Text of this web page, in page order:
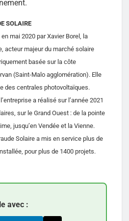
SOLAIRE
mai 2020 par Xavier Borel, la
acteur majeur du marché solaire
basée sur la côte
(Saint-Malo agglomération). Elle
des centrales photovoltaïques.
a réalisé sur l’année 2021
sur le Grand Ouest : de la pointe
jusqu’en Vendée et la Vienne.
Solaire a mis en service plus de
pour plus de 1400 projets.
avec :